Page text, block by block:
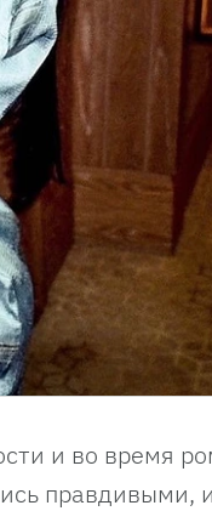
и во время
правдивыми,